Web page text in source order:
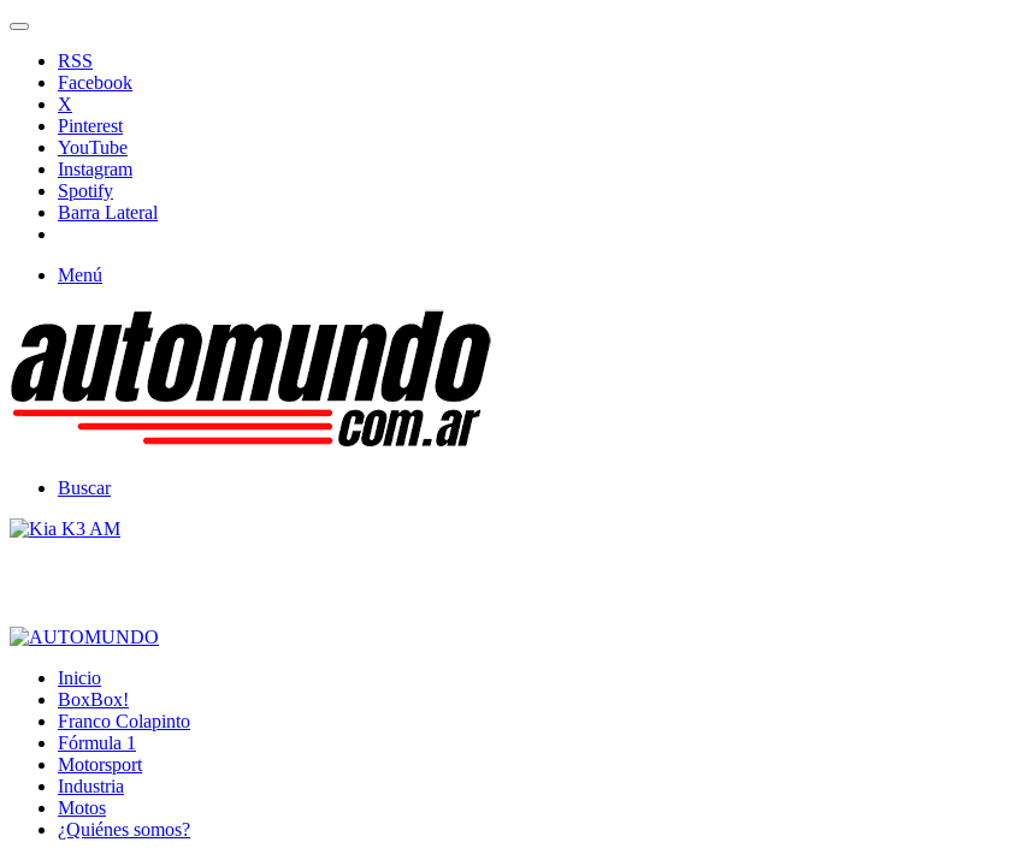
RSS
Facebook
X
Pinterest
YouTube
Instagram
Spotify
Barra Lateral
Menú
Buscar
Inicio
BoxBox!
Franco Colapinto
Fórmula 1
Motorsport
Industria
Motos
¿Quiénes somos?